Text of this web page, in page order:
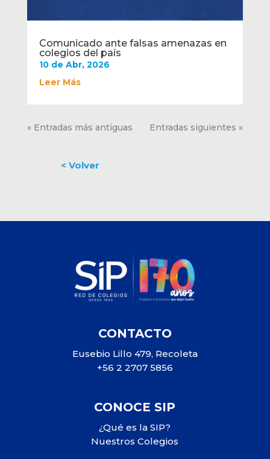
Comunicado ante falsas amenazas en
colegios del país
10 de Abr, 2026
Leer Más
« Entradas más antiguas Entradas siguientes »
CONTACTO
Eusebio Lillo 479, Recoleta
+56 2 2707 5856
CONOCE SIP
¿Qué es la SIP?
Nuestros Colegios